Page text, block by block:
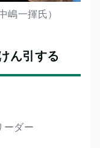
嶋一揮氏）
ん引する
ーダー